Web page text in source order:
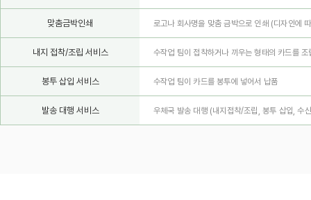
맞춤금박인쇄 로고나 회사명을 맞춤 금박으로 인쇄 (디자인에
내지 접착/조립 서비스 수작업 팀이 접착하거나 끼우는 형태의 카드를 조
봉투 삽입 서비스 수작업 팀이 카드를 봉투에 넣어서 납품
발송 대행 서비스 우체국 발송 대행 (내지접착/조립, 봉투 삽입, 수